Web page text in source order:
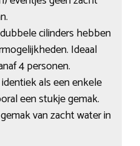
cilinders hebben
Ideaal
4 personen.
als een enkele
een stukje gemak.
van zacht water in